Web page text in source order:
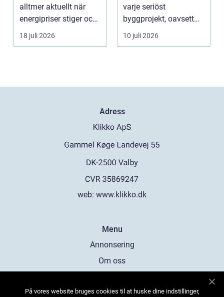
alltmer aktuellt när
energipriser stiger och
fler vill sän...
18 juli 2026
varje seriöst
byggprojekt, oavsett
om det handlar om en
10 juli 2026
Adress
web: www.klikko.dk
Menu
Annonsering
Om oss
Kontakta oss
På vores website bruges cookies til at huske dine indstillinger,